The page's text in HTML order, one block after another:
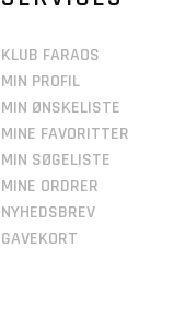
KLUB FARAOS
MIN PROFIL
MIN ØNSKELISTE
MINE FAVORITTER
MIN SØGELISTE
MINE ORDRER
NYHEDSBREV
GAVEKORT